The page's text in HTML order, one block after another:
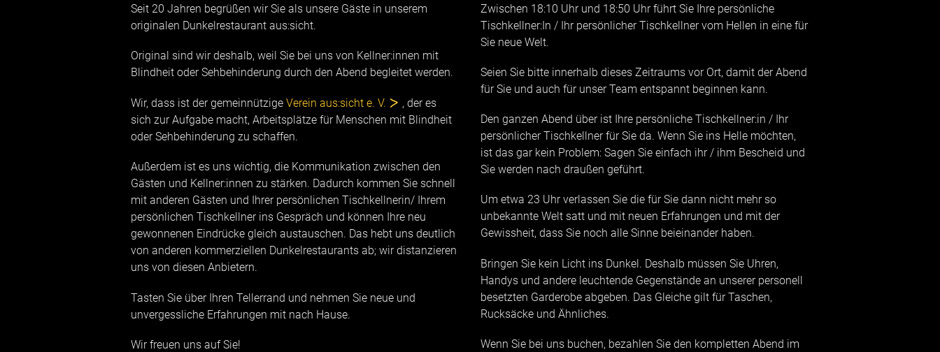
Seit 20 Jahren begrüßen wir Sie als unsere Gäste in unserem
originalen Dunkelrestaurant aus:sicht.
Original sind wir deshalb, weil Sie bei uns von Kellner:innen mit
Blindheit oder Sehbehinderung durch den Abend begleitet werden.
Wir, dass ist der gemeinnützige Verein aus:sicht e. V.
, der es
sich zur Aufgabe macht, Arbeitsplätze für Menschen mit Blindheit
oder Sehbehinderung zu schaffen.
Außerdem ist es uns wichtig, die Kommunikation zwischen den
Gästen und Kellner:innen zu stärken. Dadurch kommen Sie schnell
mit anderen Gästen und Ihrer persönlichen Tischkellnerin/ Ihrem
persönlichen Tischkellner ins Gespräch und können Ihre neu
gewonnenen Eindrücke gleich austauschen. Das hebt uns deutlich
von anderen kommerziellen Dunkelrestaurants ab; wir distanzieren
uns von diesen Anbietern.
Tasten Sie über Ihren Tellerrand und nehmen Sie neue und
unvergessliche Erfahrungen mit nach Hause.
Wir freuen uns auf Sie!
Zwischen 18:10 Uhr und 18:50 Uhr führt Sie Ihre persönliche
Tischkellner:In / Ihr persönlicher Tischkellner vom Hellen in eine für
Sie neue Welt.
Seien Sie bitte innerhalb dieses Zeitraums vor Ort, damit der Abend
für Sie und auch für unser Team entspannt beginnen kann.
Den ganzen Abend über ist Ihre persönliche Tischkellner:in / Ihr
persönlicher Tischkellner für Sie da. Wenn Sie ins Helle möchten,
ist das gar kein Problem: Sagen Sie einfach ihr / ihm Bescheid und
Sie werden nach draußen geführt.
Um etwa 23 Uhr verlassen Sie die für Sie dann nicht mehr so
unbekannte Welt satt und mit neuen Erfahrungen und mit der
Gewissheit, dass Sie noch alle Sinne beieinander haben.
Bringen Sie kein Licht ins Dunkel. Deshalb müssen Sie Uhren,
Handys und andere leuchtende Gegenstände an unserer personell
besetzten Garderobe abgeben. Das Gleiche gilt für Taschen,
Rucksäcke und Ähnliches.
Wenn Sie bei uns buchen, bezahlen Sie den kompletten Abend im